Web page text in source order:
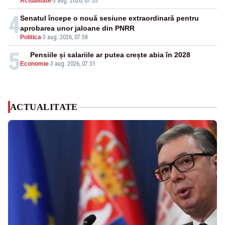
4 Politica-3 aug. 2026, 07:58
Senatul începe o nouă sesiune extraordinară pentru
aprobarea unor jaloane din PNRR
5 Economie-3 aug. 2026, 07:31
Pensiile și salariile ar putea crește abia în 2028
ACTUALITATE